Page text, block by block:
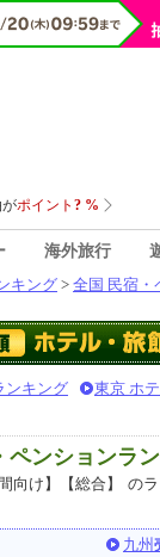
海外旅行
キング > 全国 民宿・
ンキング 東京 ホ
ンションラン
向け】【総合】
のラ
九州